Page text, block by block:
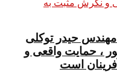
مهندس حیدر توکلی
، حمایت واقعی و
است